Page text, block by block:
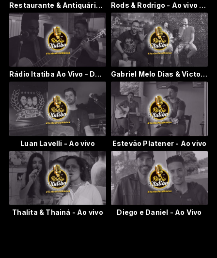
Restaurante & Antiquário Villa Caipira, Amparo/SP Rods & Rodrigo - Ao vivo - Restaurante & Antiquário Villa Caipira, Amparo/SP
Rádio Itatiba Ao Vivo - Daniel Augusto Gabriel Melo Dias & Victoria Huggler - Ao vivo
Luan Lavelli - Ao vivo Estevão Platener - Ao vivo
Thalita & Thainá - Ao vivo Diego e Daniel - Ao Vivo